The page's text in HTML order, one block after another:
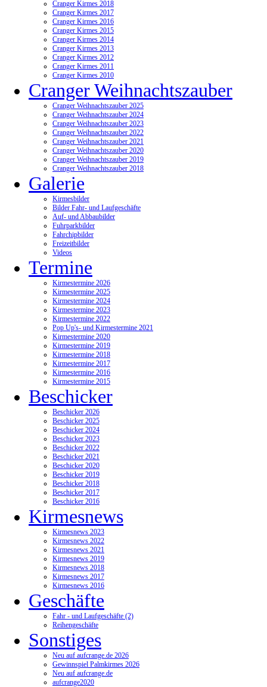
Cranger Kirmes 2018
Cranger Kirmes 2017
Cranger Kirmes 2016
Cranger Kirmes 2015
Cranger Kirmes 2014
Cranger Kirmes 2013
Cranger Kirmes 2012
Cranger Kirmes 2011
Cranger Kirmes 2010
Cranger Weihnachtszauber
Cranger Weihnachtszauber 2025
Cranger Weihnachtszauber 2024
Cranger Weihnachtszauber 2023
Cranger Weihnachtszauber 2022
Cranger Weihnachtszauber 2021
Cranger Weihnachtszauber 2020
Cranger Weihnachtszauber 2019
Cranger Weihnachtszauber 2018
Galerie
Kirmesbilder
Bilder Fahr- und Laufgeschäfte
Auf- und Abbaubilder
Fuhrparkbilder
Fahrchipbilder
Freizeitbilder
Videos
Termine
Kirmestermine 2026
Kirmestermine 2025
Kirmestermine 2024
Kirmestermine 2023
Kirmestermine 2022
Pop Up's- und Kirmestermine 2021
Kirmestermine 2020
Kirmestermine 2019
Kirmestermine 2018
Kirmestermine 2017
Kirmestermine 2016
Kirmestermine 2015
Beschicker
Beschicker 2026
Beschicker 2025
Beschicker 2024
Beschicker 2023
Beschicker 2022
Beschicker 2021
Beschicker 2020
Beschicker 2019
Beschicker 2018
Beschicker 2017
Beschicker 2016
Kirmesnews
Kirmesnews 2023
Kirmesnews 2022
Kirmesnews 2021
Kirmesnews 2019
Kirmesnews 2018
Kirmesnews 2017
Kirmesnews 2016
Geschäfte
Fahr - und Laufgeschäfte (2)
Reihengeschäfte
Sonstiges
Neu auf aufcrange.de 2026
Gewinnspiel Palmkirmes 2026
Neu auf aufcrange.de
aufcrange2020